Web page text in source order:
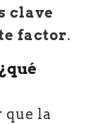
clave
factor.
que la